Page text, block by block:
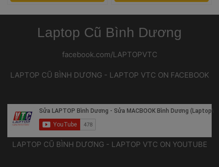
Laptop Cũ Bình Dương
facebook.com/LAPTOPVTC
LAPTOP CŨ BÌNH DƯƠNG - LAPTOP VTC ON FACEBOOK
LAPTOP CŨ BÌNH DƯƠNG - LAPTOP VTC ON YOUTUBE